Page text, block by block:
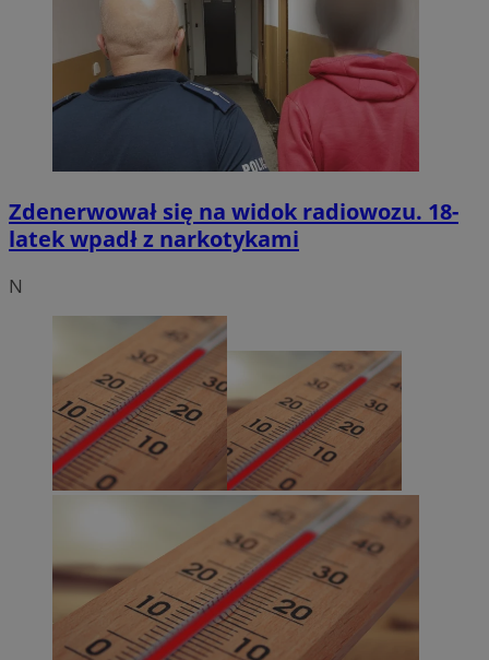
Zdenerwował się na widok radiowozu. 18-
latek wpadł z narkotykami
N